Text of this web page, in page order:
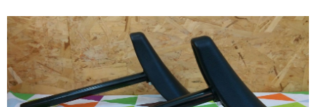
HOME
全商品一覧
BLOG